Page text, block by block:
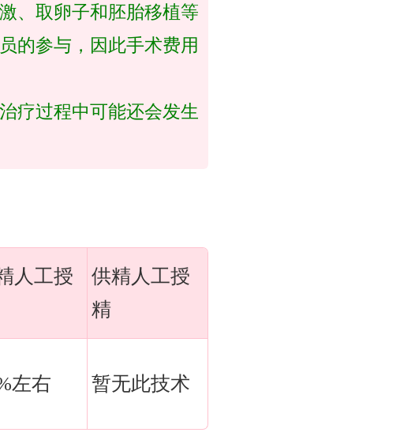
、取卵子和胚胎移植等
的参与，因此手术费用
疗过程中可能还会发生
人工授
供精人工授
精
左右 暂无此技术